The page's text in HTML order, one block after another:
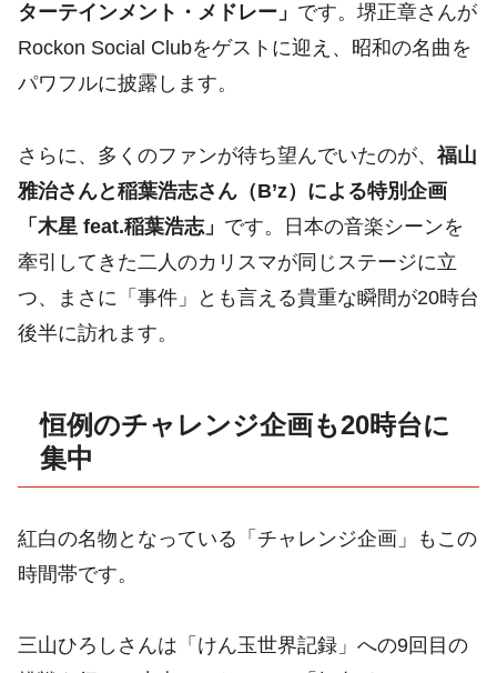
ターテインメント・メドレー」 です。堺正章さんが
Rockon Social Clubをゲストに迎え、昭和の名曲を
パワフルに披露します。
さらに、多くのファンが待ち望んでいたのが、 福山
雅治さんと稲葉浩志さん（B’z）による特別企画
「木星 feat.稲葉浩志」 です。日本の音楽シーンを
牽引してきた二人のカリスマが同じステージに立
つ、まさに「事件」とも言える貴重な瞬間が20時台
後半に訪れます。
恒例のチャレンジ企画も20時台に
集中
紅白の名物となっている「チャレンジ企画」もこの
時間帯です。
三山ひろしさんは「けん玉世界記録」への9回目の